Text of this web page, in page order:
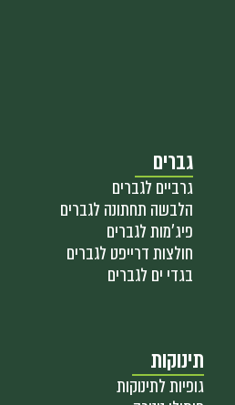
גברים
גרביים לגברים
הלבשה תחתונה לגברים
פיג'מות לגברים
חולצות דרייפט לגברים
בגדי ים לגברים
תינוקות
גופיות לתינוקות